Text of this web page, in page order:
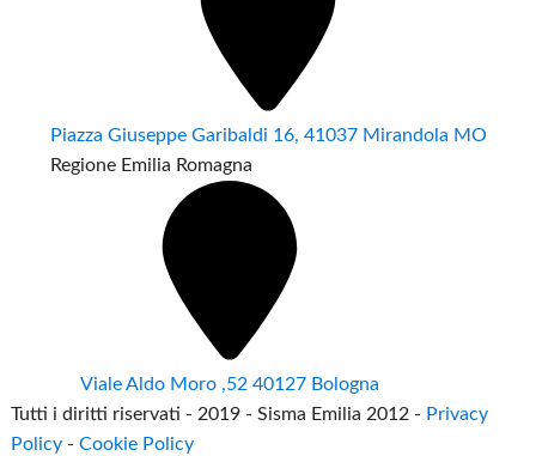
Piazza Giuseppe Garibaldi 16, 41037 Mirandola MO
Regione Emilia Romagna
Viale Aldo Moro ,52 40127 Bologna
Tutti i diritti riservati - 2019 - Sisma Emilia 2012 - Privacy
Policy -Cookie Policy